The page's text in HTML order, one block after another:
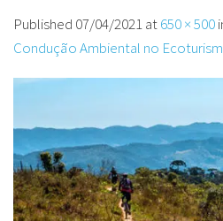
Published 07/04/2021at650 × 500
Condução Ambiental no